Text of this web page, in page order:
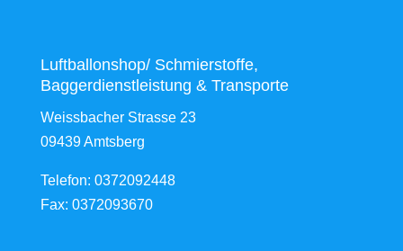
Luftballonshop/ Schmierstoffe,
Baggerdienstleistung & Transporte
Weissbacher Strasse 23
09439 Amtsberg
Telefon: 0372092448
Fax: 0372093670